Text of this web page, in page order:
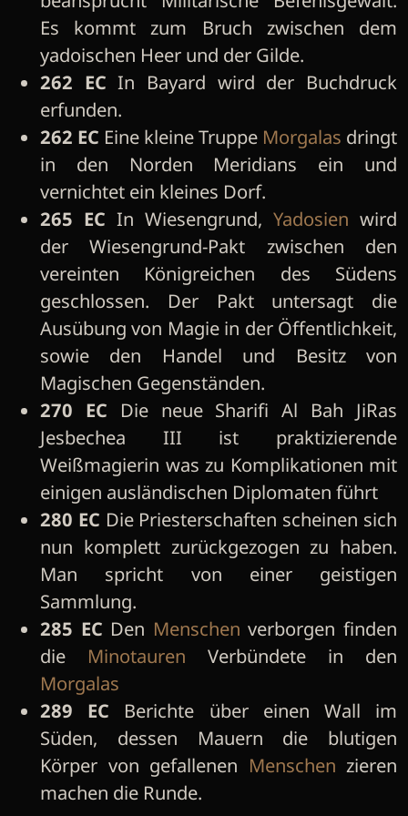
Es kommt zum Bruch zwischen dem
yadoischen Heer und der Gilde.
262 EC In Bayard wird der Buchdruck
erfunden.
262 EC Eine kleine Truppe Morgalas dringt
in den Norden Meridians ein und
vernichtet ein kleines Dorf.
265 EC In Wiesengrund, Yadosien wird
der Wiesengrund-Pakt zwischen den
vereinten Königreichen des Südens
geschlossen. Der Pakt untersagt die
Ausübung von Magie in der Öffentlichkeit,
sowie den Handel und Besitz von
Magischen Gegenständen.
270 EC Die neue Sharifi Al Bah JiRas
Jesbechea III ist praktizierende
Weißmagierin was zu Komplikationen mit
einigen ausländischen Diplomaten führt
280 EC Die Priesterschaften scheinen sich
nun komplett zurückgezogen zu haben.
Man spricht von einer geistigen
Sammlung.
285 EC Den Menschen verborgen finden
die Minotauren Verbündete in den
Morgalas
289 EC Berichte über einen Wall im
Süden, dessen Mauern die blutigen
Körper von gefallenen Menschen zieren
machen die Runde.